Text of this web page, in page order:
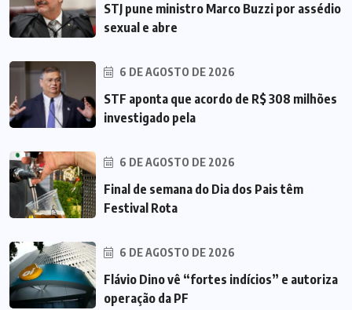
STJ pune ministro Marco Buzzi por assédio
sexual e abre
6 DE AGOSTO DE 2026
STF aponta que acordo de R$ 308 milhões
investigado pela
6 DE AGOSTO DE 2026
Final de semana do Dia dos Pais têm
Festival Rota
6 DE AGOSTO DE 2026
Flávio Dino vê “fortes indícios” e autoriza
operação da PF